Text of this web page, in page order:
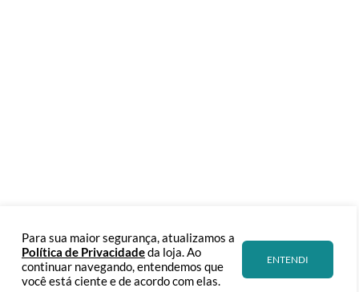
Para sua maior segurança, atualizamos a
Política de Privacidadeda loja. Ao
continuar navegando, entendemos que
você está ciente e de acordo com elas.
ENTENDI